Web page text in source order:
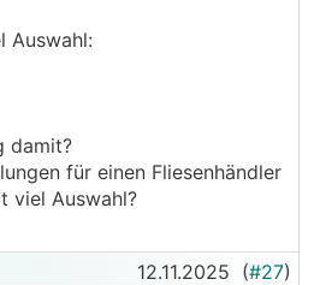
Auswahl:
damit?
für einen Fliesenhändler
viel Auswahl?
12.11.2025 (#27)